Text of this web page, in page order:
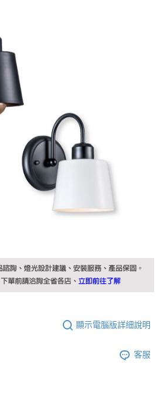
顯示電腦版詳細說明
客服